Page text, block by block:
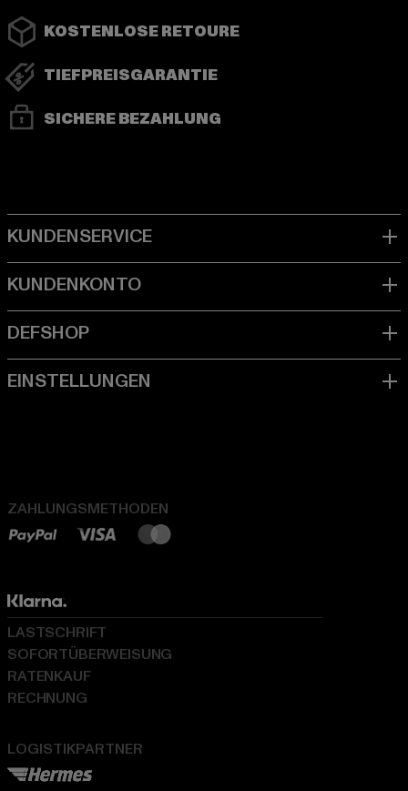
KOSTENLOSE RETOURE
TIEFPREISGARANTIE
SICHERE BEZAHLUNG
ZAHLUNGSMETHODEN
LOGISTIKPARTNER
LASTSCHRIFT
SOFORTÜBERWEISUNG
RATENKAUF
RECHNUNG